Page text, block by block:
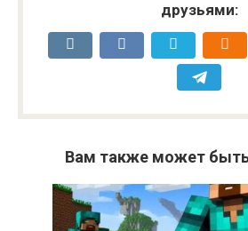
друзьями:
Вам также может быть